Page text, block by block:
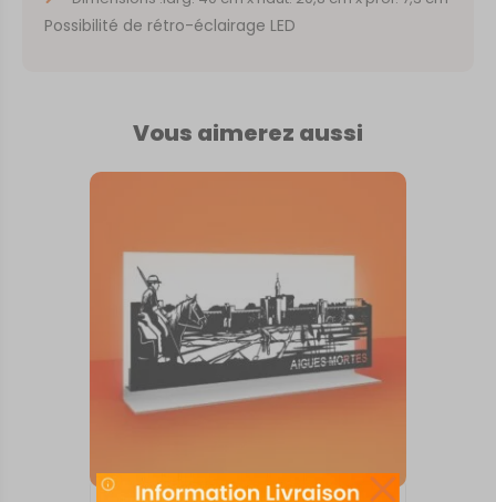
Possibilité de rétro-éclairage LED
Vous aimerez aussi